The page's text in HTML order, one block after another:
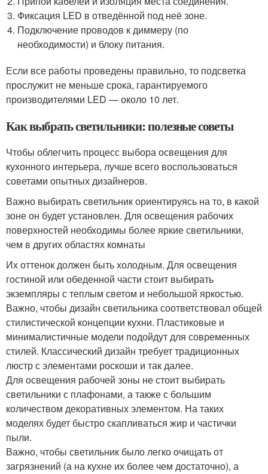
Фиксация LED в отведённой под неё зоне.
Подключение проводов к диммеру (по
необходимости) и блоку питания.
Если все работы проведены правильно, то подсветка
прослужит не меньше срока, гарантируемого
производителями LED — около 10 лет.
Как выбрать светильники: полезные советы
Чтобы облегчить процесс выбора освещения для
кухонного интерьера, лучше всего воспользоваться
советами опытных дизайнеров.
Важно выбирать светильник ориентируясь на то, в какой
зоне он будет установлен. Для освещения рабочих
поверхностей необходимы более яркие светильники,
чем в других областях комнаты
Их оттенок должен быть холодным. Для освещения
гостиной или обеденной части стоит выбирать
экземпляры с теплым светом и небольшой яркостью.
Важно, чтобы дизайн светильника соответствовал общей
стилистической концепции кухни. Пластиковые и
минималистичные модели подойдут для современных
стилей. Классический дизайн требует традиционных
люстр с элементами роскоши и так далее.
Для освещения рабочей зоны не стоит выбирать
светильники с плафонами, а также с большим
количеством декоративных элементом. На таких
моделях будет быстро скапливаться жир и частички
пыли.
Важно, чтобы светильник было легко очищать от
загрязнений (а на кухне их более чем достаточно), а